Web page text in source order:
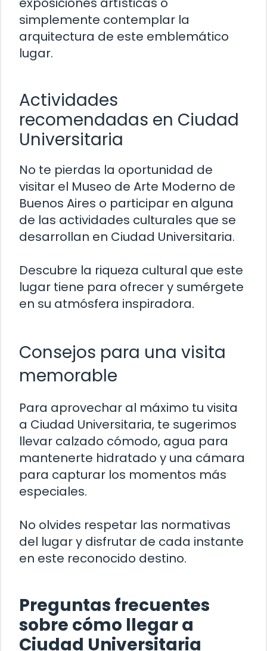
simplemente contemplar la
arquitectura de este emblemático
lugar.
Actividades
recomendadas en Ciudad
Universitaria
No te pierdas la oportunidad de
visitar el Museo de Arte Moderno de
Buenos Aires o participar en alguna
de las actividades culturales que se
desarrollan en Ciudad Universitaria.
Descubre la riqueza cultural que este
lugar tiene para ofrecer y sumérgete
en su atmósfera inspiradora.
Consejos para una visita
memorable
Para aprovechar al máximo tu visita
a Ciudad Universitaria, te sugerimos
llevar calzado cómodo, agua para
mantenerte hidratado y una cámara
para capturar los momentos más
especiales.
No olvides respetar las normativas
del lugar y disfrutar de cada instante
en este reconocido destino.
Preguntas frecuentes
sobre cómo llegar a
Ciudad Universitaria